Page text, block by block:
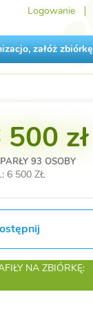
Logowanie
załóż zbiórkę
500 zł
93 OSOBY
6 500 ZŁ
NA ZBIÓRKĘ: